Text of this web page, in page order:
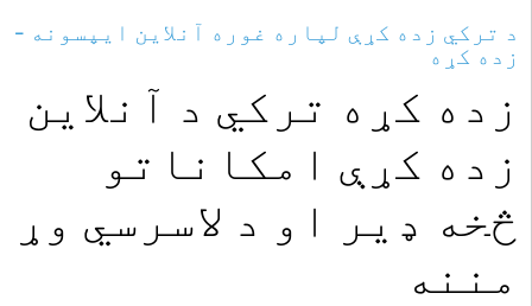
د ترکي زده کړې لپاره غوره آنلاین ایپسونه -
زده کړه
زده کړه ترکي د آنلاین
زده کړې امکاناتو
څخه ډیر او د لاسرسي وړ
مننه